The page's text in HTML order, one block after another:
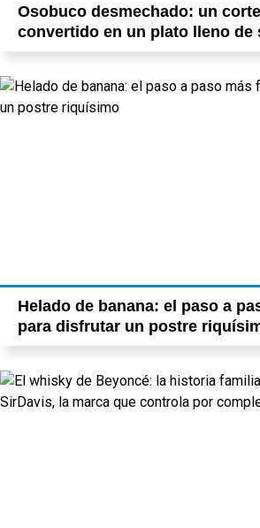
Osobuco desmechado: un
convertido en un plato lleno de
Helado de banana: el paso a
para disfrutar un postre